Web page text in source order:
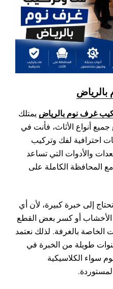
غرف نوم بالرياض يمتلك
أنواع الأثاث، فأنت في
احترافية لفك وتركيب
والأدوات التي تساعد
المحافظة الكاملة على
تحتاج إلى خبرة كبيرة، لأن أي
أو كسر بعض القطع
الخاصة بالغرفة. لذلك نعتمد
طويلة من الخبرة في
سواء الكلاسيكية